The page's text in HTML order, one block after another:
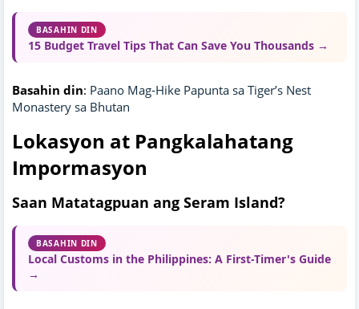
BASAHIN DIN
15 Budget Travel Tips That Can Save You Thousands →
Basahin din: Paano Mag-Hike Papunta sa Tiger’s Nest
Monastery sa Bhutan
Lokasyon at Pangkalahatang
Impormasyon
Saan Matatagpuan ang Seram Island?
BASAHIN DIN
Local Customs in the Philippines: A First-Timer's Guide
→